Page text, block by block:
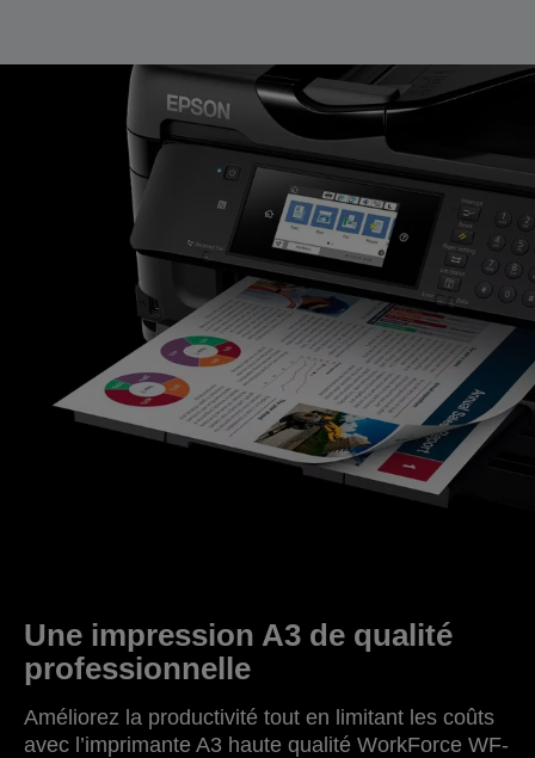
Une impression A3 de qualité
professionnelle
Améliorez la productivité tout en limitant les coûts
avec l’imprimante A3 haute qualité WorkForce WF-